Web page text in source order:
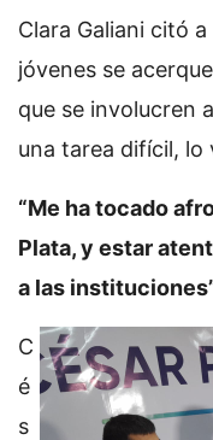
Clara Galiani citó
jóvenes se
que se involucren
una tarea difícil, lo
“Me ha tocado
Plata, y estar
a las
C
é
s